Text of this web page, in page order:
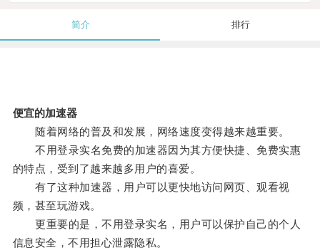
简介 排行
便宜的加速器
随着网络的普及和发展，网络速度变得越来越重要。
不用登录实名免费的加速器因为其方便快捷、免费实惠
的特点，受到了越来越多用户的喜爱。
有了这种加速器，用户可以更快地访问网页、观看视
频，甚至玩游戏。
更重要的是，不用登录实名，用户可以保护自己的个人
信息安全，不用担心泄露隐私。